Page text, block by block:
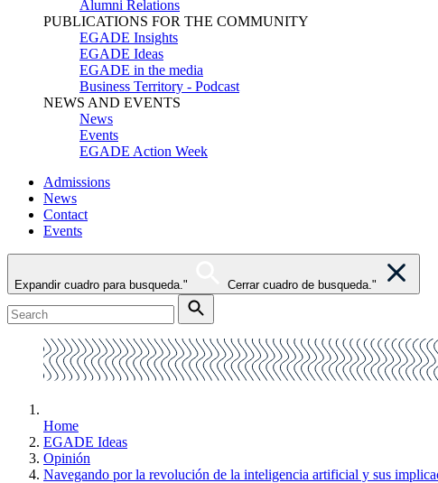
Alumni Relations
PUBLICATIONS FOR THE COMMUNITY
EGADE Insights
EGADE Ideas
EGADE in the media
Business Territory - Podcast
NEWS AND EVENTS
News
Events
EGADE Action Week
Admissions
News
Contact
Events
Expandir cuadro para busqueda." Cerrar cuadro de busqueda."
Home
EGADE Ideas
Opinión
Navegando por la revolución de la inteligencia artificial y sus